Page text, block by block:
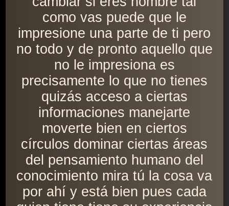
como vas puede que le
impresione una parte de ti pero
no todo y de pronto aquello que
no le impresiona es
precisamente lo que no tienes
quizás acceso a ciertas
informaciones manejarte
moverte bien en ciertos
círculos dominar ciertas áreas
del pensamiento humano del
conocimiento mira tú la cosa va
por ahí y está bien pues cada